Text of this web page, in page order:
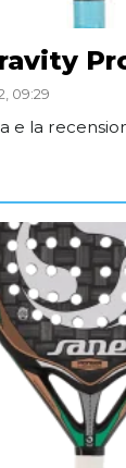
09:29
e la